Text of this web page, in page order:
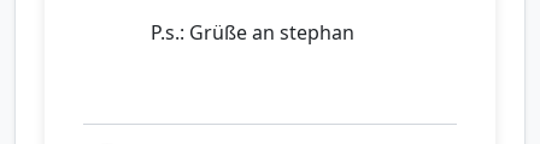
P.s.: Grüße an stephan